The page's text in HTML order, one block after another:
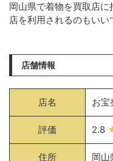
岡山県で着物を買取店
店を利用されるのもいい
店舗情報
店名 お宝
評価 2.8
住所 岡山